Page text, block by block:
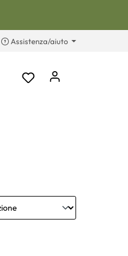
Assistenza/aiuto